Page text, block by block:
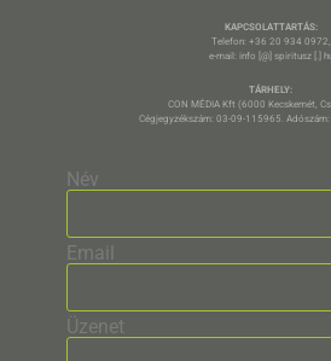
KAPCSOLATTARTÁS:
Telefon: +36 20 934 0972,
e-mail: info [@] spiritusz [.]
TÁRHELY:
CON MÉDIA Kft (6000 Kecskemét,
Cégjegyzékszám: 03-09-115965.
Név
Email
Üzenet